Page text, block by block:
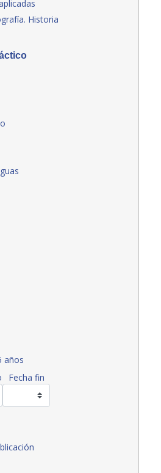
Historia
años
Fecha fin